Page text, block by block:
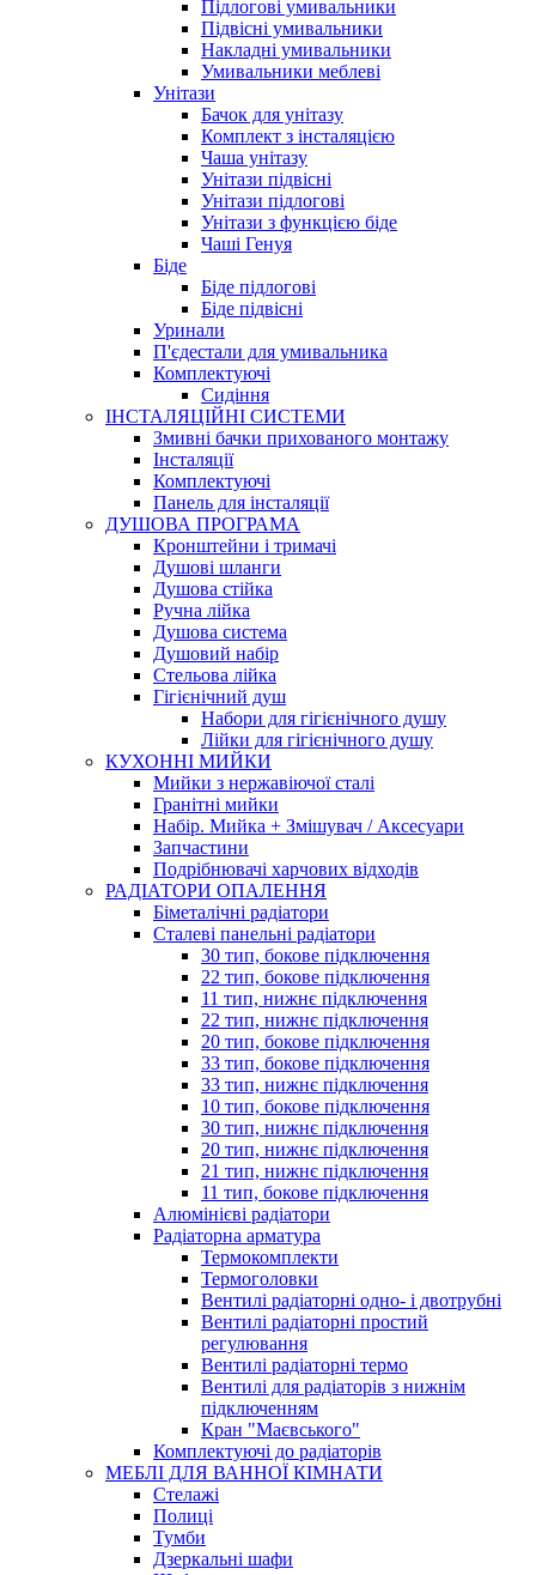
Підлогові умивальники
Підвісні умивальники
Накладні умивальники
Умивальники меблеві
Унітази
Бачок для унітазу
Комплект з інсталяцією
Чаша унітазу
Унітази підвісні
Унітази підлогові
Унітази з функцією біде
Чаші Генуя
Біде
Біде підлогові
Біде підвісні
Уринали
П'єдестали для умивальника
Комплектуючі
Сидіння
ІНСТАЛЯЦІЙНІ СИСТЕМИ
Змивні бачки прихованого монтажу
Інсталяції
Комплектуючі
Панель для інсталяції
ДУШОВА ПРОГРАМА
Кронштейни і тримачі
Душові шланги
Душова стійка
Ручна лійка
Душова система
Душовий набір
Стельова лійка
Гігієнічний душ
Набори для гігієнічного душу
Лійки для гігієнічного душу
КУХОННІ МИЙКИ
Мийки з нержавіючої сталі
Гранітні мийки
Набір. Мийка + Змішувач / Аксесуари
Запчастини
Подрібнювачі харчових відходів
РАДІАТОРИ ОПАЛЕННЯ
Біметалічні радіатори
Сталеві панельні радіатори
30 тип, бокове підключення
22 тип, бокове підключення
11 тип, нижнє підключення
22 тип, нижнє підключення
20 тип, бокове підключення
33 тип, бокове підключення
33 тип, нижнє підключення
10 тип, бокове підключення
30 тип, нижнє підключення
20 тип, нижнє підключення
21 тип, нижнє підключення
11 тип, бокове підключення
Алюмінієві радіатори
Радіаторна арматура
Термокомплекти
Термоголовки
Вентилі радіаторні одно- і двотрубні
Вентилі радіаторні простий
регулювання
Вентилі радіаторні термо
Вентилі для радіаторів з нижнім
підключенням
Кран "Маєвського"
Комплектуючі до радіаторів
МЕБЛІ ДЛЯ ВАННОЇ КІМНАТИ
Стелажі
Полиці
Тумби
Дзеркальні шафи